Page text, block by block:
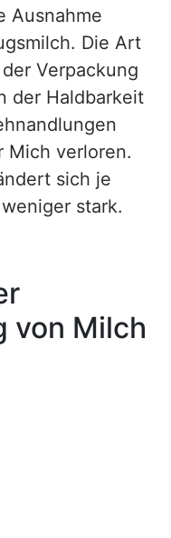
Ausnahme
Die Art
Verpackung
der Haldbarkeit
Mich verloren.
sich je
stark.
von Milch